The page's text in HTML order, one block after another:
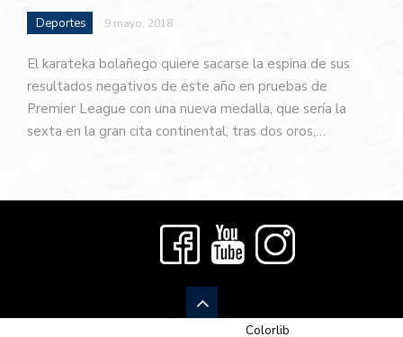
Deportes 9 mayo, 2018
El karateka bolañego quiere sacarse la espina de sus
resultados negativos de este año en pruebas de
Premier League con una nueva medalla, que sería la
sexta en la gran cita continental, tras dos oros,…
Colorlib